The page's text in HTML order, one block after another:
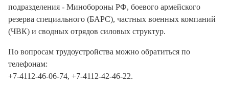
подразделения - Минобороны РФ, боевого армейского
резерва специального (БАРС), частных военных компаний
(ЧВК) и сводных отрядов силовых структур.
По вопросам трудоустройства можно обратиться по
телефонам:
+7-4112-46-06-74, +7-4112-42-46-22.